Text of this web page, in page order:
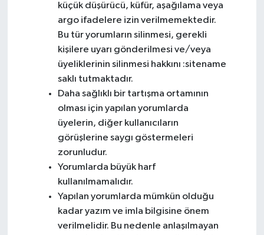
küçük düşürücü, küfür, aşağılama veya
argo ifadelere izin verilmemektedir.
Bu tür yorumların silinmesi, gerekli
kişilere uyarı gönderilmesi ve/veya
üyeliklerinin silinmesi hakkını :sitename
saklı tutmaktadır.
Daha sağlıklı bir tartışma ortamının
olması için yapılan yorumlarda
üyelerin, diğer kullanıcıların
görüşlerine saygı göstermeleri
zorunludur.
Yorumlarda büyük harf
kullanılmamalıdır.
Yapılan yorumlarda mümkün olduğu
kadar yazım ve imla bilgisine önem
verilmelidir. Bu nedenle anlaşılmayan